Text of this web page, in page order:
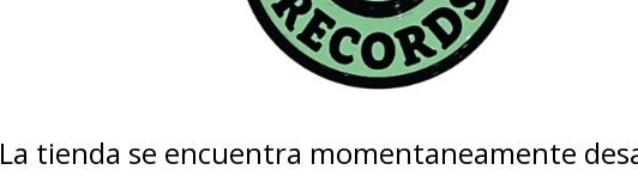
La tienda se encuentra momentaneamente